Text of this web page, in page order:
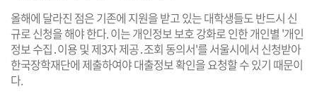
올해에 달라진 점은 기존에 지원을 받고 있는 대학생들도 반드시 신
규로 신청을 해야 한다. 이는 개인정보 보호 강화로 인한 개인별 '개인
정보 수집․이용 및 제3자 제공․조회 동의서'를 서울시에서 신청받아
한국장학재단에 제출하여야 대출정보 확인을 요청할 수 있기 때문이
다.